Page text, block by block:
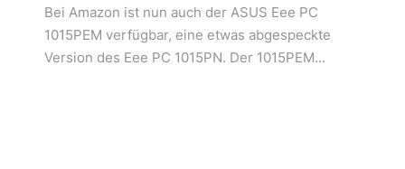
Bei Amazon ist nun auch der ASUS Eee PC
1015PEM verfügbar, eine etwas abgespeckte
Version des Eee PC 1015PN. Der 1015PEM...